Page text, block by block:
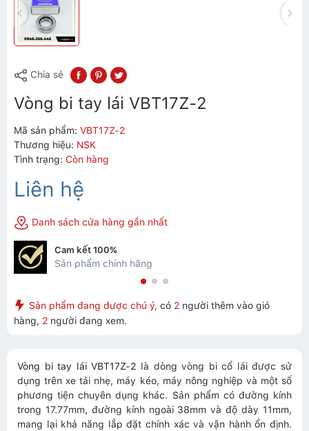
Chia sẻ
Vòng bi tay lái VBT17Z-2
Mã sản phẩm: VBT17Z-2
Thương hiệu: NSK
Tình trạng: Còn hàng
Liên hệ
Danh sách cửa hàng gần nhất
Cam kết 100%
Sản phẩm chính hãng
Sản phẩm đang được chú ý, có 2 người thêm vào giỏ
hàng, 2 người đang xem.
Vòng bi tay lái VBT17Z-2 là dòng vòng bi cổ lái được sử
dụng trên xe tải nhẹ, máy kéo, máy nông nghiệp và một số
phương tiện chuyên dụng khác. Sản phẩm có đường kính
trong 17.77mm, đường kính ngoài 38mm và độ dày 11mm,
mang lại khả năng lắp đặt chính xác và vận hành ổn định.